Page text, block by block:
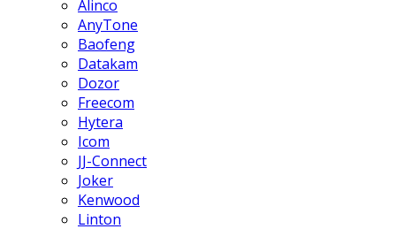
Alinco
AnyTone
Baofeng
Datakam
Dozor
Freecom
Hytera
Icom
JJ-Connect
Joker
Kenwood
Linton